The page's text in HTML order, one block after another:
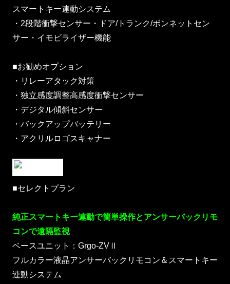
スマートキー連動システム
・2段階衝撃センサー・ドア/トランク/ボンネットセン
サー・イモビライザー機能
■お勧めオプション
・リレーアタック対策
・独立感度調整高感度衝撃センサー
・デジタル傾斜センサー
・バックアップバッテリー
・アクリルロゴスキャナー
■セレクトプラン
純正スマートキー連動で簡単操作とアンサーバックリモ
コンで遠隔監視
ベースユニット：Grgo-ZVⅡ
フルカラー液晶アンサーバックリモコン＆スマートキー
連動システム